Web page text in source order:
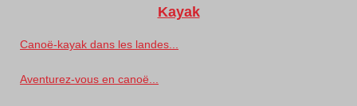
Kayak
Canoë-kayak dans les landes...
Aventurez-vous en canoë...